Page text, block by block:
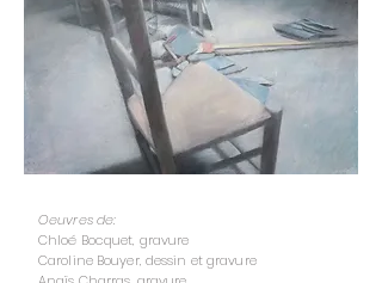
Oeuvres de:
Chloé Bocquet, gravure
Caroline Bouyer, dessin et gravure